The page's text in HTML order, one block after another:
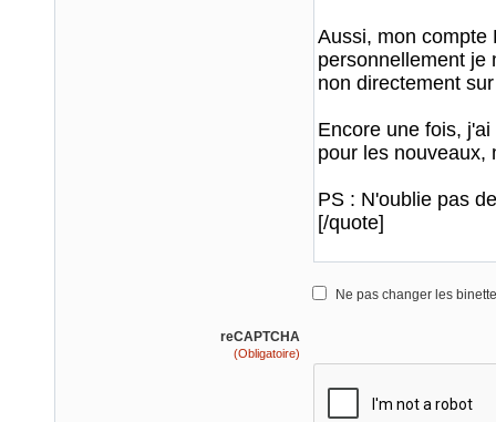
Ne pas changer les
reCAPTCHA
(Obligatoire)